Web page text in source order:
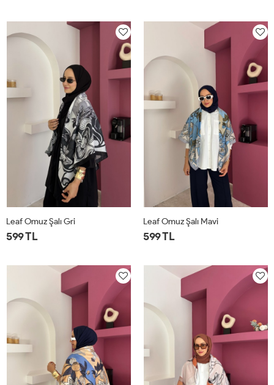
Leaf Omuz Şalı Gri
599 TL
Leaf Omuz Şalı Mavi
599 TL